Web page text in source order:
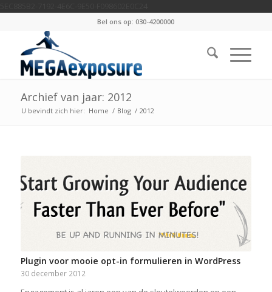
Bel ons op: 030-4200000
Archief van jaar: 2012
U bevindt zich hier: Home / Blog / 2012
Plugin voor mooie opt-in formulieren in WordPress
30 december 2012